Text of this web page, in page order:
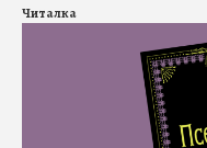
Читалка